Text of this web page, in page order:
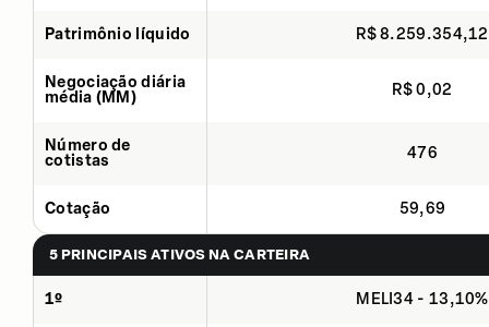
Patrimônio líquido R$ 8.259.354,12
Negociação diária
média (MM)
R$ 0,02
Número de
cotistas
476
Cotação 59,69
5 PRINCIPAIS ATIVOS NA CARTEIRA
1º MELI34 - 13,10%